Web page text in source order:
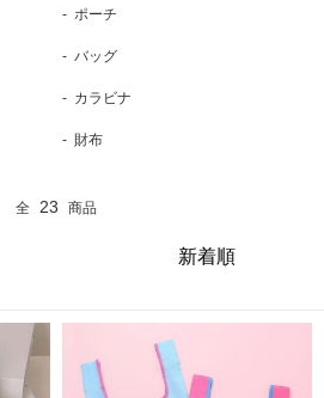
ポーチ
バッグ
カラビナ
財布
全 23 商品